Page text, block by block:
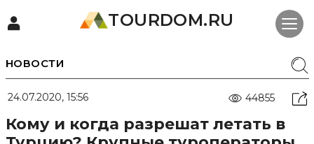
TOURDOM.RU
НОВОСТИ
24.07.2020, 15:56 44855
Кому и когда разрешат летать в